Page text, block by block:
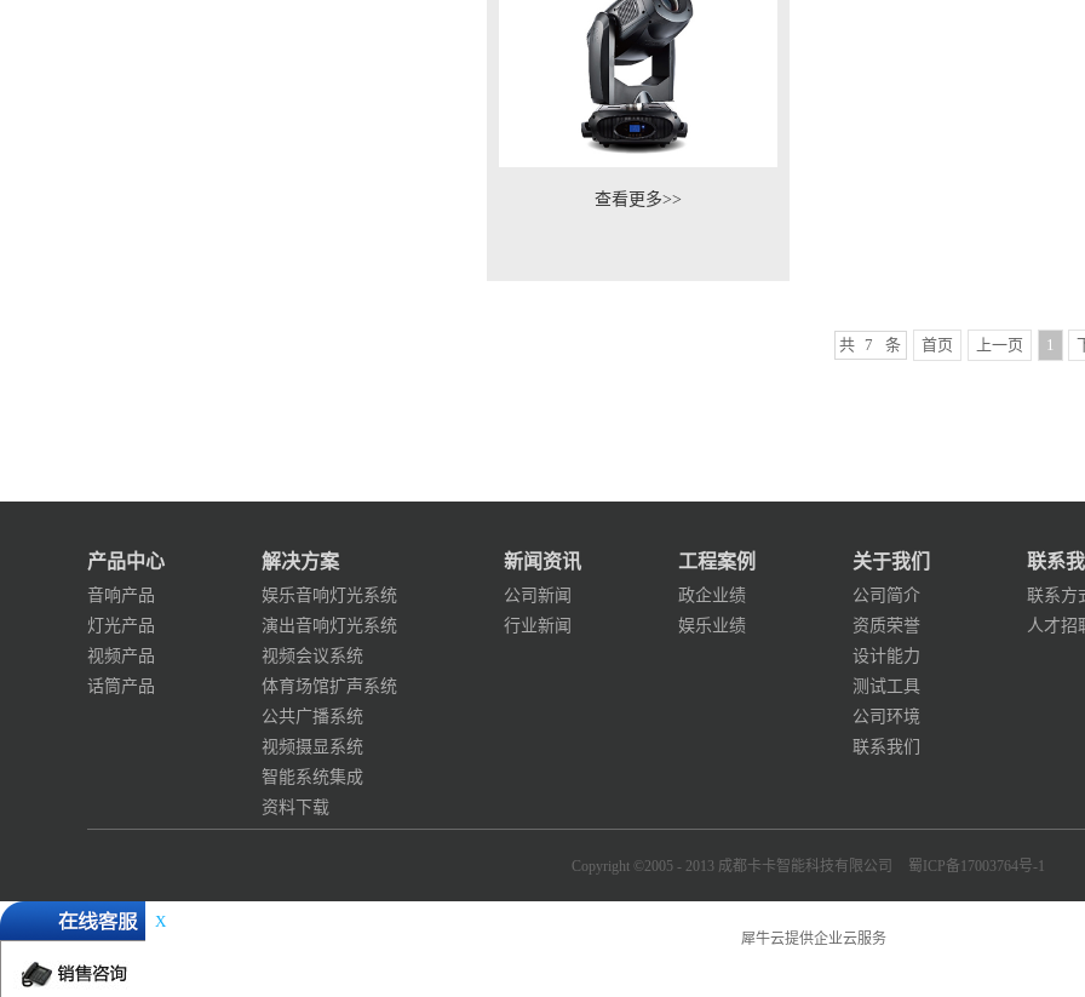
查看更多>>
共 7 条 首页 上一页 1
产品中心
音响产品
灯光产品
视频产品
话筒产品
解决方案
娱乐音响灯光系统
演出音响灯光系统
视频会议系统
体育场馆扩声系统
公共广播系统
视频摄显系统
智能系统集成
资料下载
新闻资讯
公司新闻
行业新闻
工程案例
政企业绩
娱乐业绩
关于我们
公司简介
资质荣誉
设计能力
测试工具
公司环境
联系我们
联系我
联系方
人才招
Copyright ©2005 - 2013 成都卡卡智能科技有限公司 蜀ICP备17003764号-1
犀牛云提供企业云服务
X